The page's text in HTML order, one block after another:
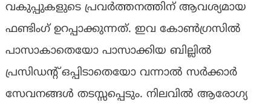
വകുപ്പുകളുടെ പ്രവര്‍ത്തനത്തിന് ആവശ്യമായ
ഫണ്ടിംഗ് ഉറപ്പാക്കുന്നത്. ഇവ കോണ്‍ഗ്രസില്‍
പാസാകാതെയോ പാസാക്കിയ ബില്ലില്‍
പ്രസിഡന്റ് ഒപ്പിടാതെയോ വന്നാല്‍ സര്‍ക്കാര്‍
സേവനങ്ങള്‍ തടസ്സപ്പെടും. നിലവില്‍ ആരോഗ്യ